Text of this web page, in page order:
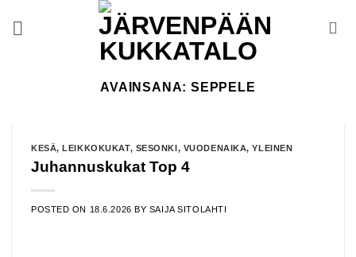
AVAINSANA:SEPPELE
KESÄ,LEIKKOKUKAT, SESONKI, VUODENAIKA,YLEINEN
Juhannuskukat Top 4
POSTED ON 18.6.2026 BY SAIJA SITOLAHTI